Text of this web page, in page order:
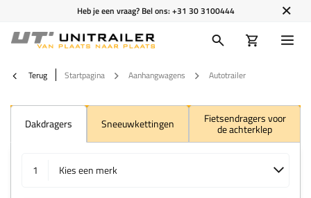
Heb je een vraag? Bel ons:+31 30 3100444
Terug Startpagina Aanhangwagens Autotrailer
Dakdragers Sneeuwkettingen Fietsendragers voor
de achterklep
1 Kies een merk